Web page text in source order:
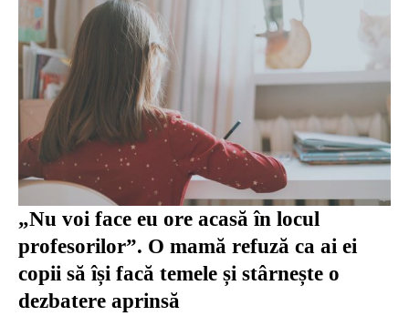
„Nu voi face eu ore acasă în locul
profesorilor”. O mamă refuză ca ai ei
copii să își facă temele și stârnește o
dezbatere aprinsă